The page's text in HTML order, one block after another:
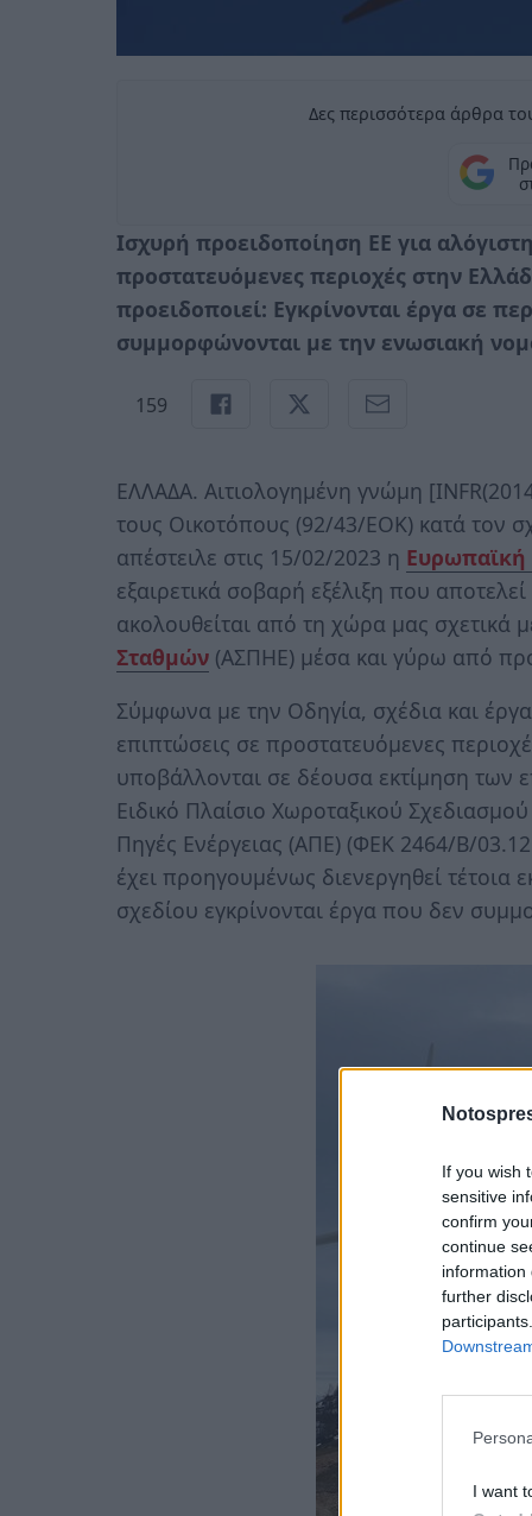
If you wish
sensitive
confirm
continue
information
further
I want
Δες περισσότερα άρθρα
Ισχυρή προειδοποίηση ΕΕ για
προστατευόμενες περιοχές στην
προειδοποιεί: Εγκρίνονται έργα σε
συμμορφώνονται με την ενωσιακή
159
ΕΛΛΑΔΑ. Αιτιολογημένη γνώμη
τους Οικοτόπους (92/43/ΕΟΚ) κατά τον
απέστειλε στις 15/02/2023 η Ευρωπαϊκή
εξαιρετικά σοβαρή εξέλιξη που
ακολουθείται από τη χώρα μας σχετικά
Σταθμών (ΑΣΠΗΕ) μέσα και γύρω από
Σύμφωνα με την Οδηγία, σχέδια και
επιπτώσεις σε προστατευόμενες
υποβάλλονται σε δέουσα εκτίμηση
Ειδικό Πλαίσιο Χωροταξικού
Πηγές Ενέργειας (ΑΠΕ) (ΦΕΚ 2464/Β/
έχει προηγουμένως διενεργηθεί τέτοια
σχεδίου εγκρίνονται έργα που δεν